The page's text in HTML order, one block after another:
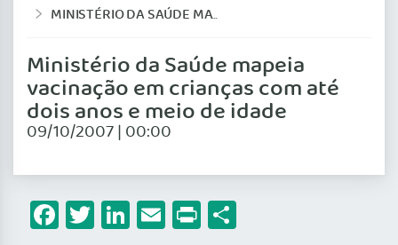
MINISTÉRIO DA SAÚDE MAPEIA VACINAÇÃO EM CRIANÇAS COM ATÉ DOIS ANOS E MEIO DE IDADE
Ministério da Saúde mapeia
vacinação em crianças com até
dois anos e meio de idade
09/10/2007 | 00:00
Facebook
Twitter
LinkedIn
Email
Print